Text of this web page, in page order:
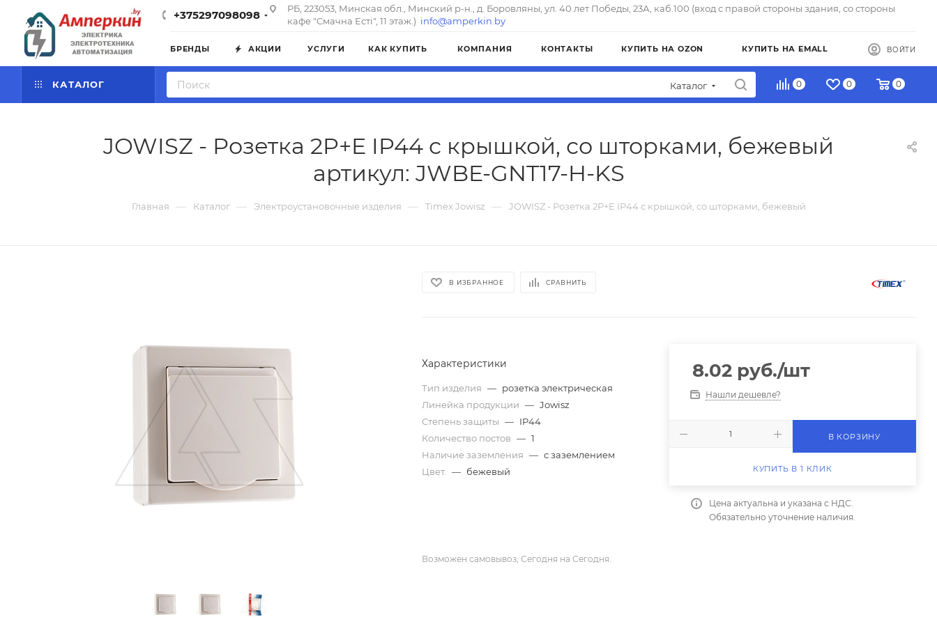
+375297098098
РБ, 223053, Минская обл., Минский р-н., д. Боровляны, ул. 40 лет Победы, 23А, каб.100 (вход с правой стороны здания, со стороны
кафе "Смачна Естi", 11 этаж.) info@amperkin.by
БРЕНДЫ АКЦИИ УСЛУГИ КАК КУПИТЬ КОМПАНИЯ КОНТАКТЫ КУПИТЬ НА OZON КУПИТЬ НА EMALL ВОЙТИ
КАТАЛОГ Каталог 0 0 0
JOWISZ - Розетка 2P+E IP44 с крышкой, со шторками, бежевый
артикул: JWBE-GNT17-H-KS
Главная — Каталог — Электроустановочные изделия — Timex Jowisz — JOWISZ - Розетка 2P+E IP44 с крышкой, со шторками, бежевый
В ИЗБРАННОЕ СРАВНИТЬ
Характеристики
Тип изделия — розетка электрическая
Линейка продукции — Jowisz
Степень защиты — IP44
Количество постов — 1
Наличие заземления — с заземлением
Цвет.
— бежевый
8.02руб./шт
Нашли дешевле?
В КОРЗИНУ
КУПИТЬ В 1 КЛИК
Цена актуальна и указана с НДС.
Обязательно уточнение наличия.
Возможен самовывоз, Сегодня на Сегодня.